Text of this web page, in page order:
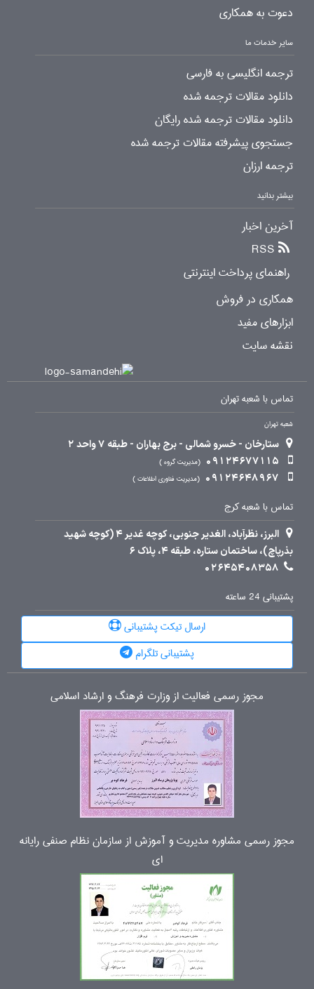
دعوت به همکاری
سایر خدمات ما
ترجمه انگلیسی به فارسی
دانلود مقالات ترجمه شده
دانلود مقالات ترجمه شده رایگان
جستجوی پیشرفته مقالات ترجمه شده
ترجمه ارزان
بیشتر بدانید
آخرین اخبار
RSS
راهنمای پرداخت اینترنتی
همکاری در فروش
ابزارهای مفید
نقشه سایت
تماس با شعبه تهران
شعبه تهران
ستارخان - خسرو شمالی - برج بهاران - طبقه 7 واحد 2
09124677115
مدیریت گروه
09124648967 مدیریت فناوری اطلاعات
تماس با شعبه کرج
البرز، نظرآباد، الغدیر جنوبی، کوچه غدیر 4 (کوچه شهید
بذرپاچ)، ساختمان ستاره، طبقه 4، پلاک 6
02645408358
پشتیبانی 24 ساعته
ارسال تیکت پشتیبانی
پشتیبانی تلگرام
مجوز رسمی فعالیت از وزارت فرهنگ و ارشاد اسلامی
مجوز رسمی مشاوره مدیریت و آموزش از سازمان نظام صنفی رایانه
ای